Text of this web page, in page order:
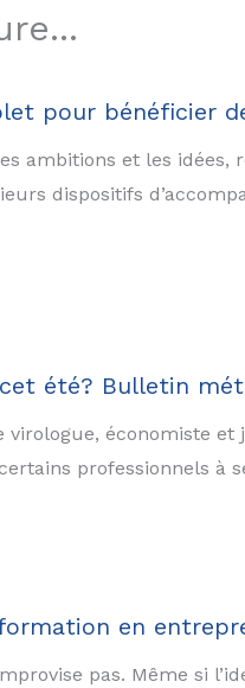
pour bénéficier
ambitions et les
dispositifs
été? Bulletin
virologue, économiste
professionnels à
en
pas. Même si